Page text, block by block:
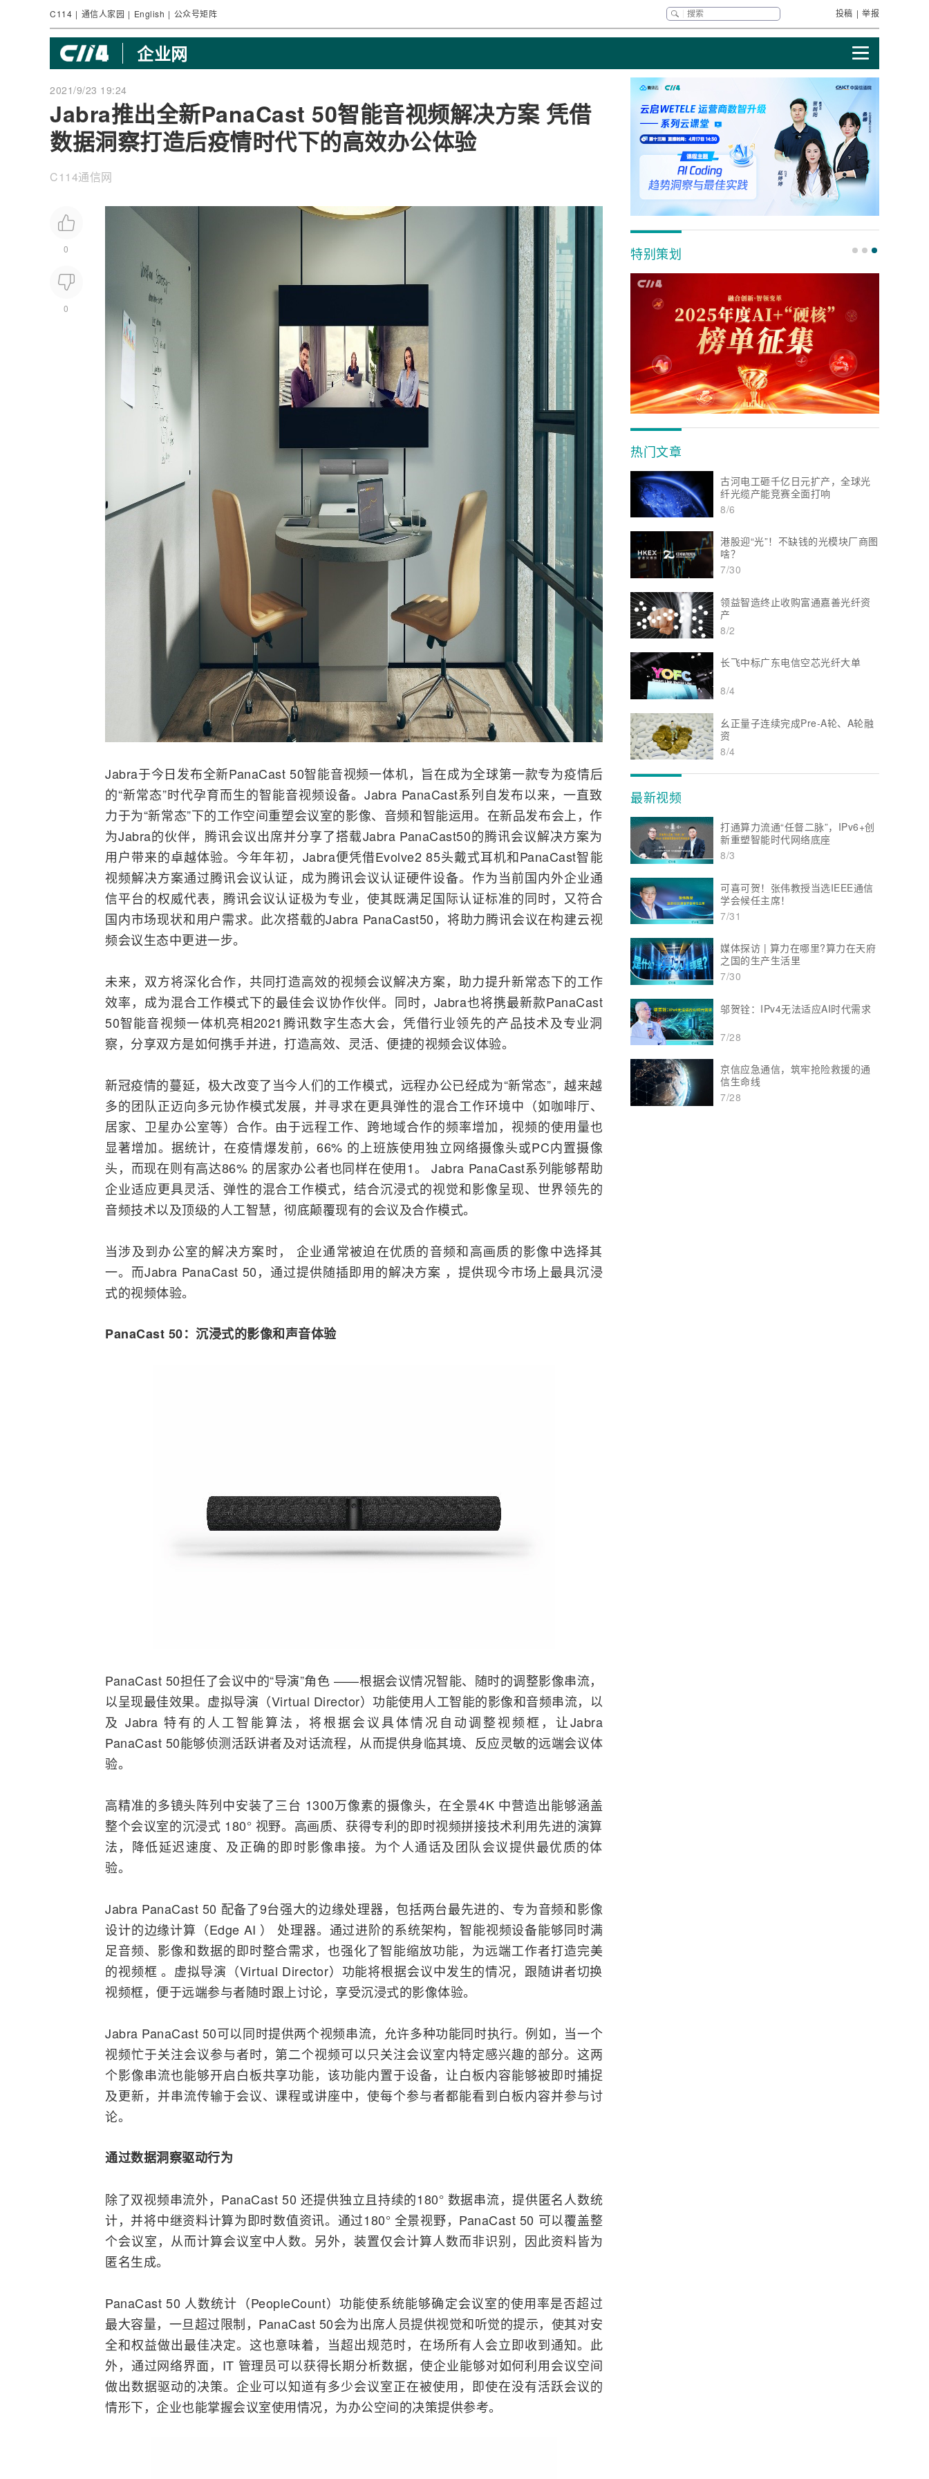
C114 | 通信人家园 | English | 公众号矩阵 投稿 | 举报
企业网
2021/9/23 19:24
Jabra推出全新PanaCast 50智能音视频解决方案 凭借
数据洞察打造后疫情时代下的高效办公体验
C114通信网
0
0
Jabra于今日发布全新PanaCast 50智能音视频一体机，旨在成为全球第一款专为疫情后
的“新常态”时代孕育而生的智能音视频设备。Jabra PanaCast系列自发布以来，一直致
力于为“新常态”下的工作空间重塑会议室的影像、音频和智能运用。在新品发布会上，作
为Jabra的伙伴，腾讯会议出席并分享了搭载Jabra PanaCast50的腾讯会议解决方案为
用户带来的卓越体验。今年年初，Jabra便凭借Evolve2 85头戴式耳机和PanaCast智能
视频解决方案通过腾讯会议认证，成为腾讯会议认证硬件设备。作为当前国内外企业通
信平台的权威代表，腾讯会议认证极为专业，使其既满足国际认证标准的同时，又符合
国内市场现状和用户需求。此次搭载的Jabra PanaCast50，将助力腾讯会议在构建云视
频会议生态中更进一步。
未来，双方将深化合作，共同打造高效的视频会议解决方案，助力提升新常态下的工作
效率，成为混合工作模式下的最佳会议协作伙伴。同时，Jabra也将携最新款PanaCast
50智能音视频一体机亮相2021腾讯数字生态大会，凭借行业领先的产品技术及专业洞
察，分享双方是如何携手并进，打造高效、灵活、便捷的视频会议体验。
新冠疫情的蔓延，极大改变了当今人们的工作模式，远程办公已经成为“新常态”，越来越
多的团队正迈向多元协作模式发展，并寻求在更具弹性的混合工作环境中（如咖啡厅、
居家、卫星办公室等）合作。由于远程工作、跨地域合作的频率增加，视频的使用量也
显著增加。据统计，在疫情爆发前，66% 的上班族使用独立网络摄像头或PC内置摄像
头，而现在则有高达86% 的居家办公者也同样在使用1。 Jabra PanaCast系列能够帮助
企业适应更具灵活、弹性的混合工作模式，结合沉浸式的视觉和影像呈现、世界领先的
音频技术以及顶级的人工智慧，彻底颠覆现有的会议及合作模式。
当涉及到办公室的解决方案时， 企业通常被迫在优质的音频和高画质的影像中选择其
一。而Jabra PanaCast 50，通过提供随插即用的解决方案 ，提供现今市场上最具沉浸
式的视频体验。
PanaCast 50：沉浸式的影像和声音体验
PanaCast 50担任了会议中的“导演”角色 ——根据会议情况智能、随时的调整影像串流，
以呈现最佳效果。虚拟导演（Virtual Director）功能使用人工智能的影像和音频串流，以
及 Jabra 特有的人工智能算法，将根据会议具体情况自动调整视频框，让Jabra
PanaCast 50能够侦测活跃讲者及对话流程，从而提供身临其境、反应灵敏的远端会议体
验。
高精准的多镜头阵列中安装了三台 1300万像素的摄像头，在全景4K 中营造出能够涵盖
整个会议室的沉浸式 180° 视野。高画质、获得专利的即时视频拼接技术利用先进的演算
法，降低延迟速度、及正确的即时影像串接。为个人通话及团队会议提供最优质的体
验。
Jabra PanaCast 50 配备了9台强大的边缘处理器，包括两台最先进的、专为音频和影像
设计的边缘计算（Edge AI ） 处理器。通过进阶的系统架构，智能视频设备能够同时满
足音频、影像和数据的即时整合需求，也强化了智能缩放功能，为远端工作者打造完美
的视频框 。虚拟导演（Virtual Director）功能将根据会议中发生的情况，跟随讲者切换
视频框，便于远端参与者随时跟上讨论，享受沉浸式的影像体验。
Jabra PanaCast 50可以同时提供两个视频串流，允许多种功能同时执行。例如，当一个
视频忙于关注会议参与者时，第二个视频可以只关注会议室内特定感兴趣的部分。这两
个影像串流也能够开启白板共享功能，该功能内置于设备，让白板内容能够被即时捕捉
及更新，并串流传输于会议、课程或讲座中，使每个参与者都能看到白板内容并参与讨
论。
通过数据洞察驱动行为
除了双视频串流外，PanaCast 50 还提供独立且持续的180° 数据串流，提供匿名人数统
计，并将中继资料计算为即时数值资讯。通过180° 全景视野，PanaCast 50 可以覆盖整
个会议室，从而计算会议室中人数。另外，装置仅会计算人数而非识别，因此资料皆为
匿名生成。
PanaCast 50 人数统计（PeopleCount）功能使系统能够确定会议室的使用率是否超过
最大容量，一旦超过限制，PanaCast 50会为出席人员提供视觉和听觉的提示，使其对安
全和权益做出最佳决定。这也意味着，当超出规范时，在场所有人会立即收到通知。此
外，通过网络界面，IT 管理员可以获得长期分析数据，使企业能够对如何利用会议空间
做出数据驱动的决策。企业可以知道有多少会议室正在被使用，即使在没有活跃会议的
情形下，企业也能掌握会议室使用情况，为办公空间的决策提供参考。
特别策划
热门文章
古河电工砸千亿日元扩产，全球光
纤光缆产能竞赛全面打响
8/6
港股迎“光”！不缺钱的光模块厂商图
啥？
7/30
领益智造终止收购富通嘉善光纤资
产
8/2
长飞中标广东电信空芯光纤大单
8/4
幺正量子连续完成Pre-A轮、A轮融
资
8/4
最新视频
打通算力流通“任督二脉”，IPv6+创
新重塑智能时代网络底座
8/3
可喜可贺！张伟教授当选IEEE通信
学会候任主席！
7/31
媒体探访 | 算力在哪里?算力在天府
之国的生产生活里
7/30
邬贺铨：IPv4无法适应AI时代需求
7/28
京信应急通信，筑牢抢险救援的通
信生命线
7/28